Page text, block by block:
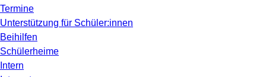
Termine
Unterstützung für Schüler:innen
Beihilfen
Schülerheime
Intern